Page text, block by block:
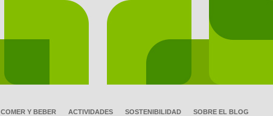
COMER Y BEBER ACTIVIDADES SOSTENIBILIDAD SOBRE EL BLOG